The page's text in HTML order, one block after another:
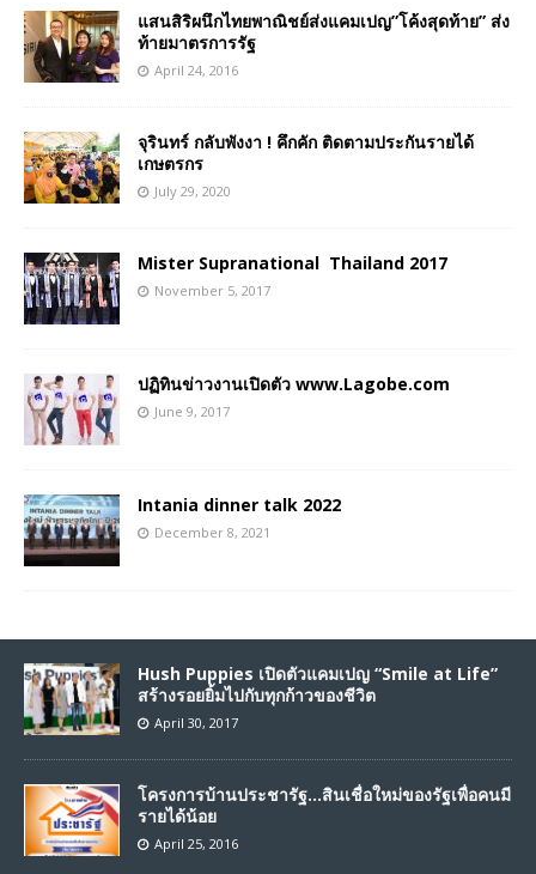
แสนสิริผนึกไทยพาณิชย์ส่งแคมเปญ”โค้งสุดท้าย” ส่ง
ท้ายมาตรการรัฐ
April 24, 2016
จุรินทร์ กลับพังงา ! คึกคัก ติดตามประกันรายได้
เกษตรกร
July 29, 2020
Mister Supranational Thailand 2017
November 5, 2017
ปฏิทินข่าวงานเปิดตัว www.Lagobe.com
June 9, 2017
Intania dinner talk 2022
December 8, 2021
Hush Puppies เปิดตัวแคมเปญ “Smile at Life”
สร้างรอยยิ้มไปกับทุกก้าวของชีวิต
April 30, 2017
โครงการบ้านประชารัฐ…สินเชื่อใหม่ของรัฐเพื่อคนมี
รายได้น้อย
April 25, 2016